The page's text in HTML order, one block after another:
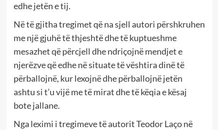
edhe jetën e tij.
Në të gjitha tregimet që na sjell autori përshkruhen
me një gjuhë të thjeshtë dhe të kuptueshme
mesazhet që përcjell dhe ndriçojnë mendjet e
njerëzve që edhe në situate të vështira dinë të
përballojnë, kur lexojnë dhe përballojnë jetën
ashtu si t’u vijë me të mirat dhe të këqia e kësaj
bote jallane.
Nga leximi i tregimeve të autorit Teodor Laço në